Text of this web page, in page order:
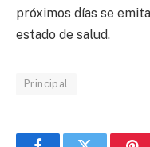
próximos días se
estado de salud.
Principal